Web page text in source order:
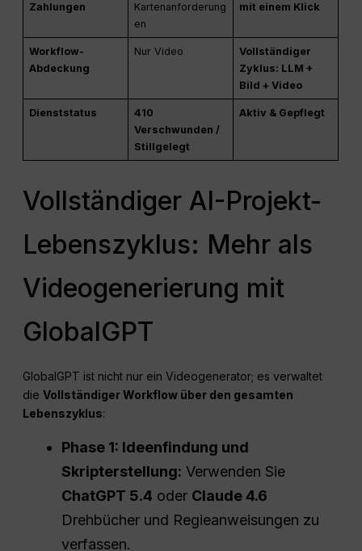
Zahlungen
Kartenanforderung
en
mit einem Klick
Workflow-
Abdeckung
Nur Video
Vollständiger
Zyklus: LLM +
Bild + Video
Dienststatus
410
Verschwunden /
Stillgelegt
Aktiv & Gepflegt
Vollständiger AI-Projekt-
Lebenszyklus: Mehr als
Videogenerierung mit
GlobalGPT
GlobalGPT ist nicht nur ein Videogenerator; es verwaltet
dieVollständiger Workflow über den gesamten
Lebenszyklus:
Phase 1: Ideenfindung und
Skripterstellung: Verwenden Sie
ChatGPT 5.4 oder Claude 4.6
Drehbücher und Regieanweisungen zu
verfassen.